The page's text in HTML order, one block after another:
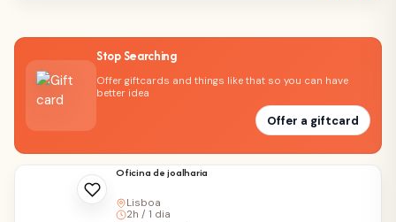
Stop Searching
Offer giftcards and things like that so you can have
better idea
Offer a giftcard
Oficina de joalharia
Lisboa
2h / 1 dia